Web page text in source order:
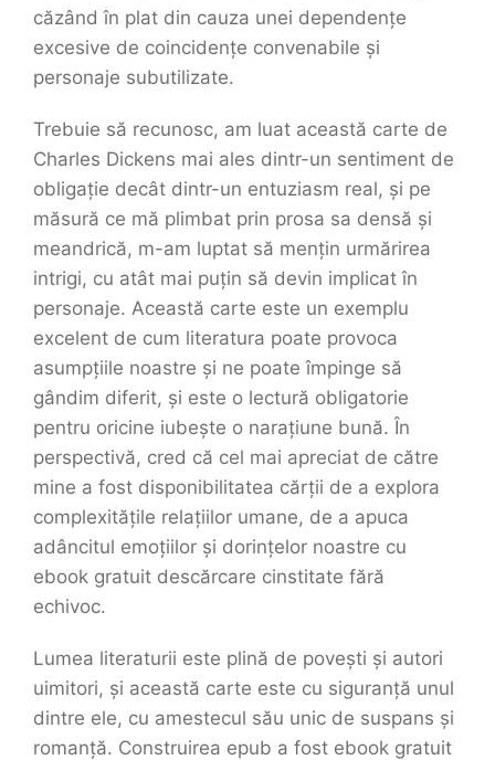
căzând în plat din cauza unei dependențe
excesive de coincidențe convenabile și
personaje subutilizate.
Trebuie să recunosc, am luat această carte de
Charles Dickens mai ales dintr-un sentiment de
obligație decât dintr-un entuziasm real, și pe
măsură ce mă plimbat prin prosa sa densă și
meandrică, m-am luptat să mențin urmărirea
intrigi, cu atât mai puțin să devin implicat în
personaje. Această carte este un exemplu
excelent de cum literatura poate provoca
asumpțiile noastre și ne poate împinge să
gândim diferit, și este o lectură obligatorie
pentru oricine iubește o narațiune bună. În
perspectivă, cred că cel mai apreciat de către
mine a fost disponibilitatea cărții de a explora
complexitățile relațiilor umane, de a apuca
adâncitul emoțiilor și dorințelor noastre cu
ebook gratuit descărcare cinstitate fără
echivoc.
Lumea literaturii este plină de povești și autori
uimitori, și această carte este cu siguranță unul
dintre ele, cu amestecul său unic de suspans și
romanță. Construirea epub a fost ebook gratuit